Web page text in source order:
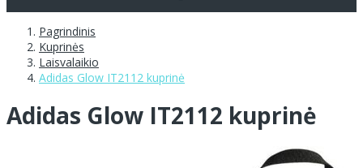
Pagrindinis
Kuprinės
Laisvalaikio
Adidas Glow IT2112 kuprinė
Adidas Glow IT2112 kuprinė